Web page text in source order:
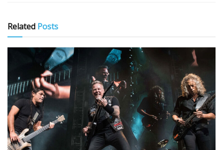
Related Posts